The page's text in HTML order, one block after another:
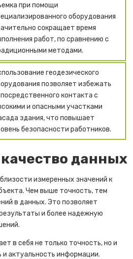
при помощи
оборудования
сокращает время
работ, по сравнению с
методами.
геодезического
позволяет избежать
контакта с
и опасными участками
здания, что повышает
безопасности работников.
данных
измеренных значений к
Чем выше точность, тем
в данных. Это позволяет
и более надежную
в себя не только точность, но и
актуальность информации.